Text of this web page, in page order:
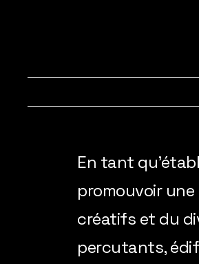
En tant
promouvoir
créatifs et du
percutants,